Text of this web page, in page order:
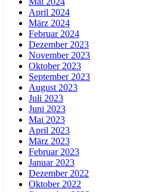
April 2024
März 2024
Februar 2024
Dezember 2023
November 2023
Oktober 2023
September 2023
August 2023
Juli 2023
Juni 2023
Mai 2023
April 2023
März 2023
Februar 2023
Januar 2023
Dezember 2022
Oktober 2022